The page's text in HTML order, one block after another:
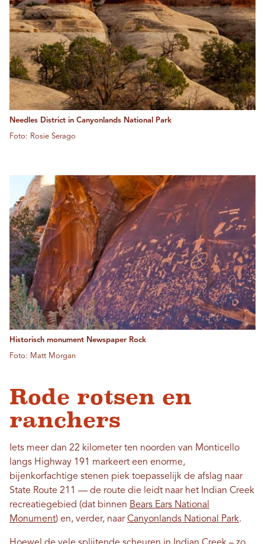
Needles District in Canyonlands National Park
Foto: Rosie Serago
Historisch monument Newspaper Rock
Foto: Matt Morgan
Rode rotsen en
ranchers
Iets meer dan 22 kilometer ten noorden van Monticello
langs Highway 191 markeert een enorme,
bijenkorfachtige stenen piek toepasselijk de afslag naar
State Route 211 — de route die leidt naar het Indian Creek
recreatiegebied (dat binnen Bears Ears National
Monument) en, verder, naarCanyonlands National Park.